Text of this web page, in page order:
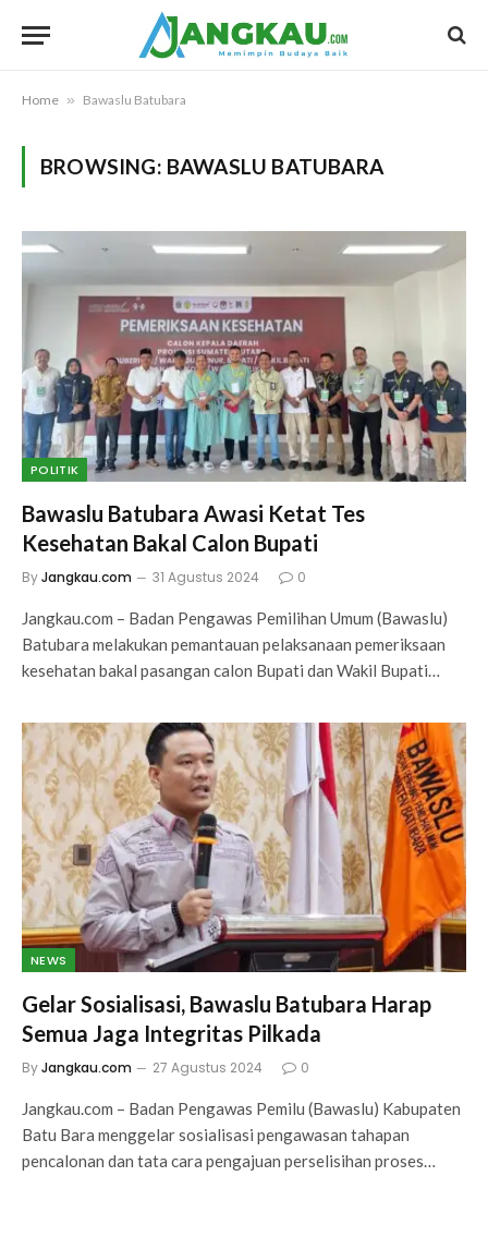
Home » Bawaslu Batubara
BROWSING: BAWASLU BATUBARA
POLITIK
Bawaslu Batubara Awasi Ketat Tes
Kesehatan Bakal Calon Bupati
ByJangkau.com 31 Agustus 2024 0
Jangkau.com – Badan Pengawas Pemilihan Umum (Bawaslu)
Batubara melakukan pemantauan pelaksanaan pemeriksaan
kesehatan bakal pasangan calon Bupati dan Wakil Bupati…
NEWS
Gelar Sosialisasi, Bawaslu Batubara Harap
Semua Jaga Integritas Pilkada
ByJangkau.com 27 Agustus 2024 0
Jangkau.com – Badan Pengawas Pemilu (Bawaslu) Kabupaten
Batu Bara menggelar sosialisasi pengawasan tahapan
pencalonan dan tata cara pengajuan perselisihan proses…